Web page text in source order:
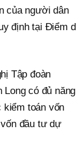
của người dân
định tại Điểm d
Tập đoàn
Long có đủ năng
kiểm toán vốn
đầu tư dự